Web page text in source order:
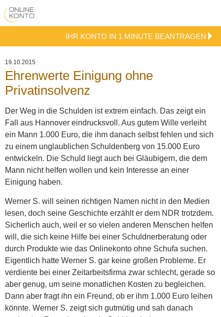
IHR KONTO IN 1 MINUTE BEANTRAGEN
19.10.2015
Ehrenwerte Einigung ohne
Privatinsolvenz
Der Weg in die Schulden ist extrem einfach. Das zeigt ein
Fall aus Hannover eindrucksvoll. Aus gutem Wille verleiht
ein Mann 1.000 Euro, die ihm danach selbst fehlen und sich
zu einem unglaublichen Schuldenberg von 15.000 Euro
entwickeln. Die Schuld liegt auch bei Gläubigern, die dem
Mann nicht helfen wollen und kein Interesse an einer
Einigung haben.
Werner S. will seinen richtigen Namen nicht in den Medien
lesen, doch seine Geschichte erzählt er dem NDR trotzdem.
Sicherlich auch, weil er so vielen anderen Menschen helfen
will, die sich keine Hilfe bei einer Schuldnerberatung oder
durch Produkte wie das Onlinekonto ohne Schufa suchen.
Eigentlich hatte Werner S. gar keine großen Probleme. Er
verdiente bei einer Zeitarbeitsfirma zwar schlecht, gerade so
aber genug, um seine monatlichen Kosten zu begleichen.
Dann aber fragt ihn ein Freund, ob er ihm 1.000 Euro leihen
könnte. Werner S. zeigt sich gutmütig und sah danach